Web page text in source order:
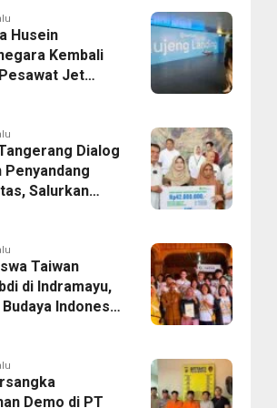
Husein
Kembali
Jet
Agustus 2026,
Denpasar
Dialog
Penyandang
Salurkan
dan Tampung
Taiwan
di Indramayu,
Indonesia
Pekerja
Demo di PT